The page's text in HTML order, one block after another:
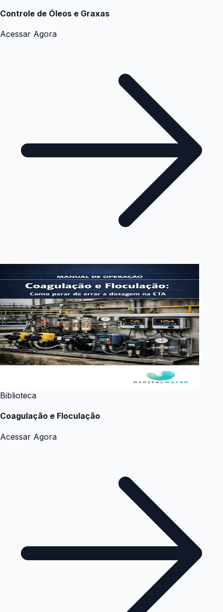
Controle de Óleos e Graxas
Acessar Agora
Biblioteca
Coagulação e Floculação
Acessar Agora